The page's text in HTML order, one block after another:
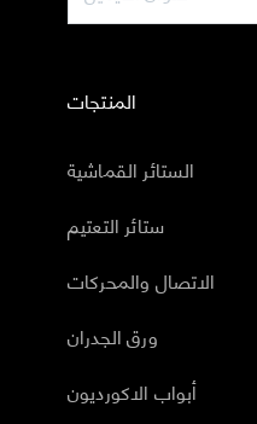
المنتجات
الستائر القماشية
ستائر التعتيم
الاتصال والمحركات
ورق الجدران
أبواب الاكورديون